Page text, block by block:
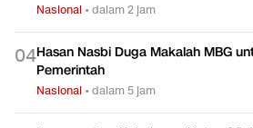
Nasional •dalam 2 jam
04Hasan Nasbi Duga Makalah MBG
Pemerintah
Nasional •dalam 5 jam